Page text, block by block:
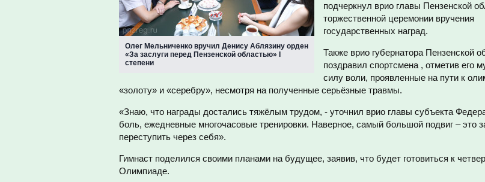
Олег Мельниченко вручил Денису Аблязину орден
«За заслуги перед Пензенской областью» I
степени
подчеркнул врио главы Пензенской
торжественной церемонии вручения
государственных наград.
Также врио губернатора Пензенской
поздравил спортсмена , отметив его
силу воли, проявленные на пути к
«золоту» и «серебру», несмотря на полученные серьёзные травмы.
«Знаю, что награды достались тяжёлым трудом, - уточнил врио главы субъекта
боль, ежедневные многочасовые тренировки. Наверное, самый большой подвиг – это
переступить через себя».
Гимнаст поделился своими планами на будущее, заявив, что будет готовиться к
Олимпиаде.